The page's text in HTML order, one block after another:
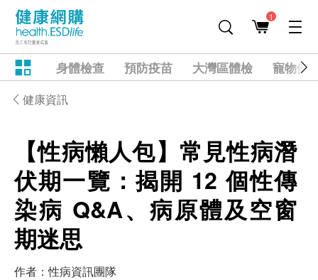
1
身體檢查 預防疫苗 大灣區體檢 寵物健
健康資訊
【性病懶人包】常見性病潛
伏期一覽：揭開 12 個性傳
染病 Q&A、病原體及空窗
期迷思
作者：性病資訊團隊